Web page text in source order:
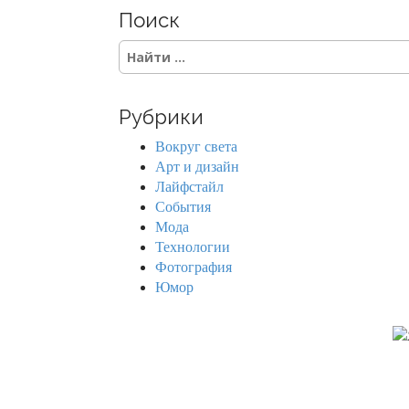
Поиск
S
c
Рубрики
Вокруг света
Арт и дизайн
Лайфстайл
События
Мода
Технологии
Фотография
Юмор